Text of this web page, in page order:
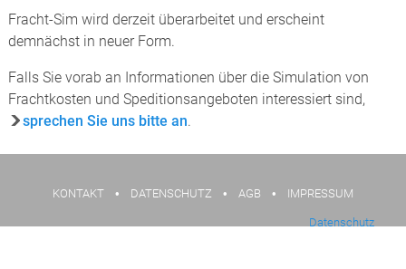
Fracht-Sim wird derzeit überarbeitet und erscheint
demnächst in neuer Form.
Falls Sie vorab an Informationen über die Simulation von
Frachtkosten und Speditionsangeboten interessiert sind,
sprechen Sie uns bitte an.
KONTAKT • DATENSCHUTZ • AGB • IMPRESSUM
Datenschutz